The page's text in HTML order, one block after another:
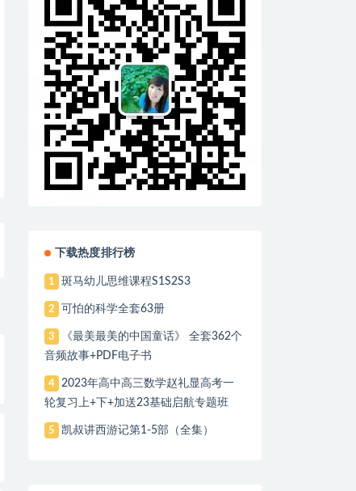
下载热度排行榜
1 斑马幼儿思维课程S1S2S3
2 可怕的科学全套63册
3
《最美最美的中国童话》 全套362个
音频故事+PDF电子书
4
2023年高中高三数学赵礼显高考一
轮复习上+下+加送23基础启航专题班
5 凯叔讲西游记第1-5部（全集）